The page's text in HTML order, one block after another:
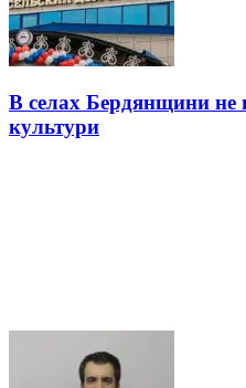
В селах Бердянщини не
культури